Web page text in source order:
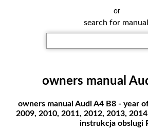
or
search for
owners manual
owners manual Audi A4 B8 - year
2009, 2010, 2011, 2012, 2013,
instrukcja obslugi